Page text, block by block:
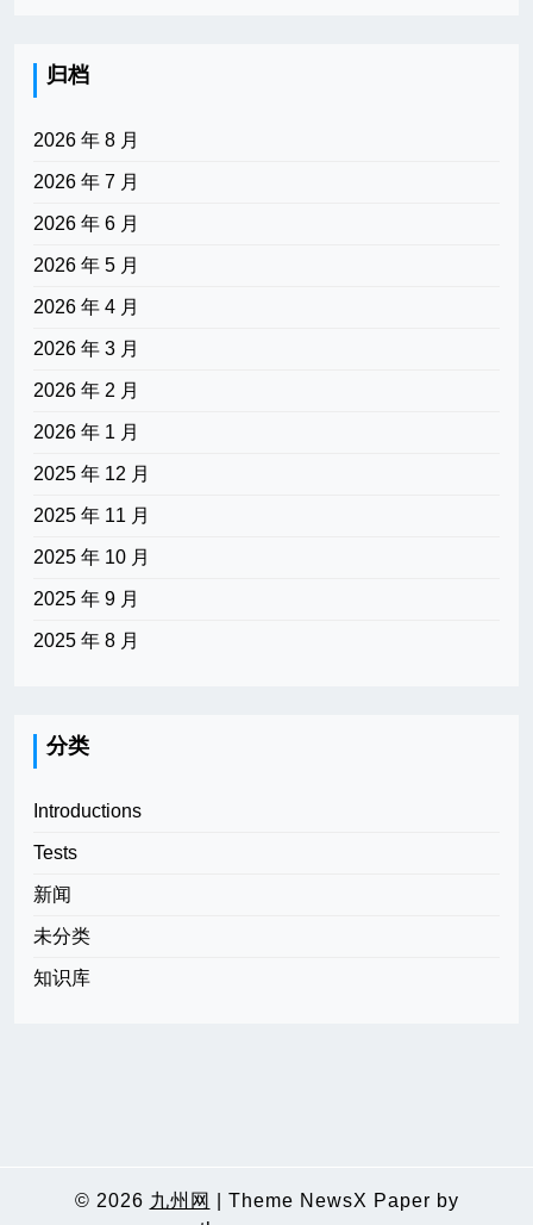
归档
2026 年 8 月
2026 年 7 月
2026 年 6 月
2026 年 5 月
2026 年 4 月
2026 年 3 月
2026 年 2 月
2026 年 1 月
2025 年 12 月
2025 年 11 月
2025 年 10 月
2025 年 9 月
2025 年 8 月
分类
Introductions
Tests
新闻
未分类
知识库
© 2026 九州网
Theme NewsX Paper by